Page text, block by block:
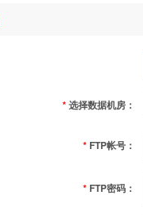
*选择数据机房：
* FTP帐号：
* FTP密码：